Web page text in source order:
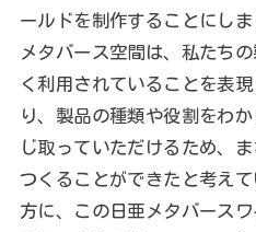
ールドを制作することにしま
メタバース空間は、私たち
く利用されていることを表
り、製品の種類や役割をわ
じ取っていただけるため、
つくることができたと考え
方に、この日亜メタバース